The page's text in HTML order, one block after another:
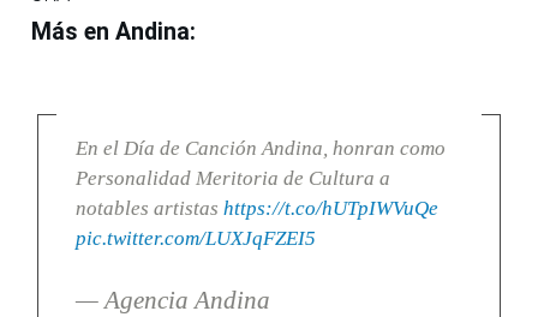
Más en Andina:
En el Día de Canción Andina, honran como
Personalidad Meritoria de Cultura a
notables artistas https://t.co/hUTpIWVuQe
pic.twitter.com/LUXJqFZEI5
— Agencia Andina